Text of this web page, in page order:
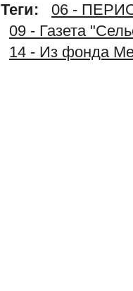
Теги:
06 -
09 - Газета
14 - Из фонда